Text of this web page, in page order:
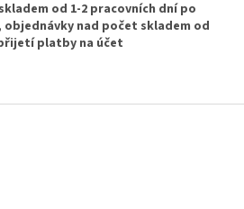
od 1-2 pracovních dní po
nad počet skladem od
platby na účet